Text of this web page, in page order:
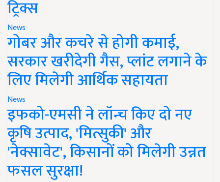
ट्रिक्स
News
गोबर और कचरे से होगी कमाई,
सरकार खरीदेगी गैस, प्लांट लगाने के
लिए मिलेगी आर्थिक सहायता
News
इफको-एमसी ने लॉन्च किए दो नए
कृषि उत्पाद, 'मित्सुकी' और
'नेक्सावेट', किसानों को मिलेगी उन्नत
फसल सुरक्षा!